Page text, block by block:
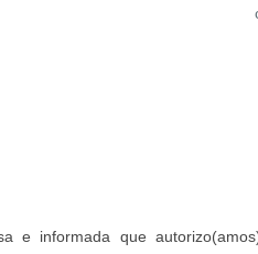
e informada que